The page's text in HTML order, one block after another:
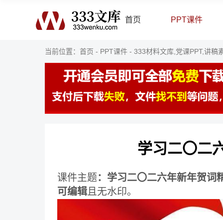
首页 PPT课件
当前位置： 首页 - PPT课件 - 333材料文库,党课PPT,讲稿
学习二〇二
课件主题：学习二〇二六年新年贺词
可编辑 且无水印。